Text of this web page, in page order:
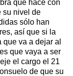
que hace con
su nivel de
sólo han
así que si la
va a dejar al
que vaya a ser
el cargo el 21
de que su